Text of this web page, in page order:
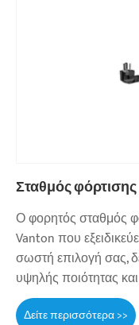
Σταθμός φόρτισης
Ο φορητός σταθμός
Vanton που
σωστή επιλογή σας,
υψηλής ποιότητας
Δείτε περισσότερα >>